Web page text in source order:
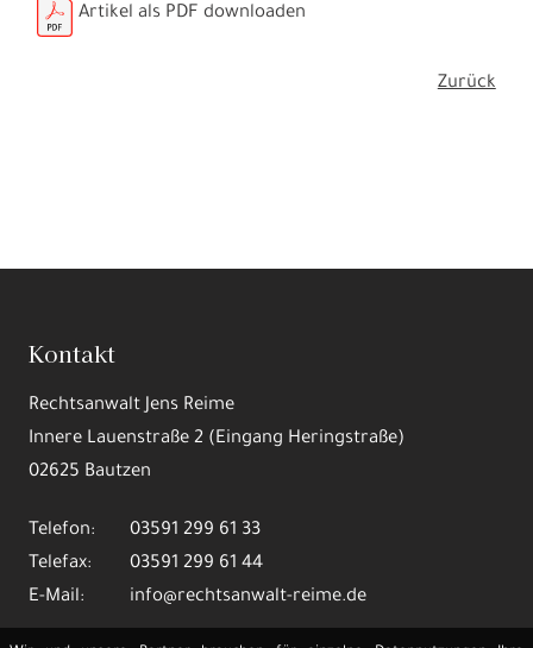
Artikel als PDF downloaden
Zurück
Kontakt
Rechtsanwalt Jens Reime
Innere Lauenstraße 2 (Eingang Heringstraße)
02625 Bautzen
Telefon:
03591 299 61 33
Telefax:
03591 299 61 44
E-Mail:
info@rechtsanwalt-reime.de